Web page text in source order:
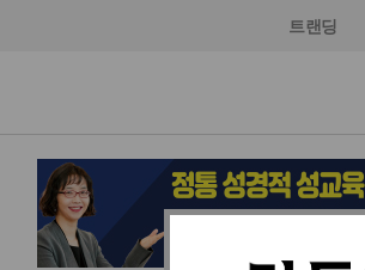
트랜딩